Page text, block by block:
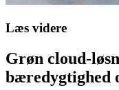
Læs videre
Grøn cloud-
bæredygtighed